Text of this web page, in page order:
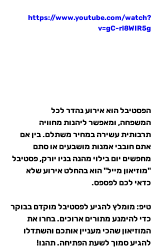
https://www.youtube.com/watch?
v=gC-rl8WIR5g
הפסטיבל הוא אירוע נהדר לכל
המשפחה, ומאפשר ליהנות מחוויה
תרבותית עשירה במחיר משתלם. בין אם
אתם חובבי אמנות מושבעים או סתם
מחפשים יום בילוי מהנה בניו יורק, פסטיבל
"מוזיאון מייל" הוא בהחלט אירוע שלא
כדאי לכם לפספס.
טיפ: מומלץ להגיע לפסטיבל מוקדם בבוקר
כדי להימנע מתורים ארוכים. בחרו את
המוזיאון שהכי מעניין אותכם והשתדלו
להגיע סמוך לשעת הפתיחה. תהנו!